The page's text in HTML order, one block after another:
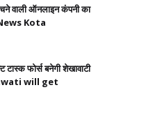
वाली ऑनलाइन कंपनी का
News Kota
फोर्स बनेगी शेखावाटी
will get